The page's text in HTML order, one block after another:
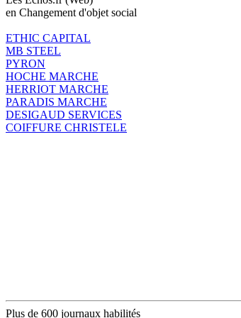
en Changement d'objet social
ETHIC CAPITAL
MB STEEL
PYRON
HOCHE MARCHE
HERRIOT MARCHE
PARADIS MARCHE
DESIGAUD SERVICES
COIFFURE CHRISTELE
Plus de 600 journaux habilités